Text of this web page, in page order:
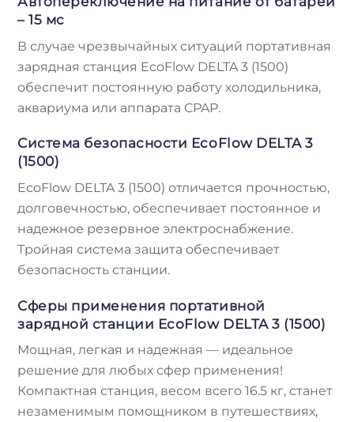
– 15 мс
В случае чрезвычайных ситуаций портативная
зарядная станция EcoFlow DELTA 3 (1500)
обеспечит постоянную работу холодильника,
аквариума или аппарата CPAP.
Система безопасности EcoFlow DELTA 3
(1500)
EcoFlow DELTA 3 (1500) отличается прочностью,
долговечностью, обеспечивает постоянное и
надежное резервное электроснабжение.
Тройная система защита обеспечивает
безопасность станции.
Сферы применения портативной
зарядной станции EcoFlow DELTA 3 (1500)
Мощная, легкая и надежная — идеальное
решение для любых сфер применения!
Компактная станция, весом всего 16.5 кг, станет
незаменимым помощником в путешествиях,